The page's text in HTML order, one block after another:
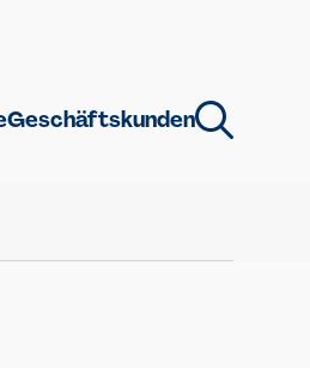
Geschäftskunden